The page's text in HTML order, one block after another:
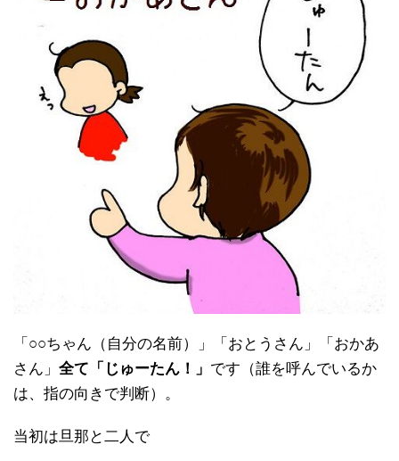
「○○ちゃん（自分の名前）」「おとうさん」「おかあ
さん」 全て「じゅーたん！」 です（誰を呼んでいるか
は、指の向きで判断）。
当初は旦那と二人で